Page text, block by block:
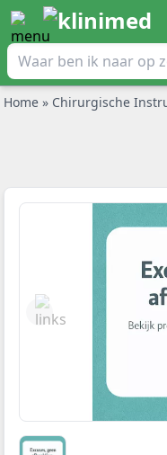
Home » Chirurgische